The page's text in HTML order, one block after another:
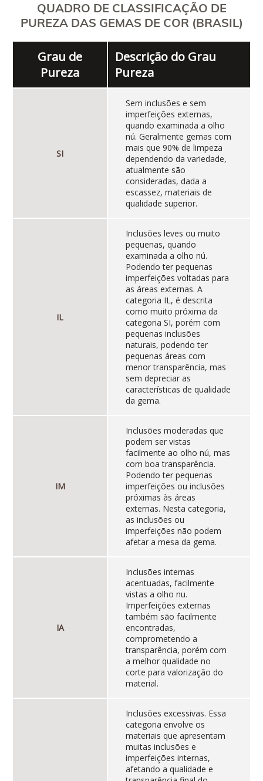
QUADRO DE CLASSIFICAÇÃO DE
PUREZA DAS GEMAS DE COR (BRASIL)
Grau de
Pureza
Descrição do Grau
Pureza
SI
Sem inclusões e sem
imperfeições externas,
quando examinada a olho
nú. Geralmente gemas com
mais que 90% de limpeza
dependendo da variedade,
atualmente são
consideradas, dada a
escassez, materiais de
qualidade superior.
IL
Inclusões leves ou muito
pequenas, quando
examinada a olho nú.
Podendo ter pequenas
imperfeições voltadas para
as áreas externas. A
categoria IL, é descrita
como muito próxima da
categoria SI, porém com
pequenas inclusões
naturais, podendo ter
pequenas áreas com
menor transparência, mas
sem depreciar as
características de qualidade
da gema.
IM
Inclusões moderadas que
podem ser vistas
facilmente ao olho nú, mas
com boa transparência.
Podendo ter pequenas
imperfeições ou inclusões
próximas às áreas
externas. Nesta categoria,
as inclusões ou
imperfeições não podem
afetar a mesa da gema.
IA
Inclusões internas
acentuadas, facilmente
vistas a olho nu.
Imperfeições externas
também são facilmente
encontradas,
comprometendo a
transparência, porém com
a melhor qualidade no
corte para valorização do
material.
Inclusões excessivas. Essa
categoria envolve os
materiais que apresentam
muitas inclusões e
imperfeições internas,
afetando a qualidade e